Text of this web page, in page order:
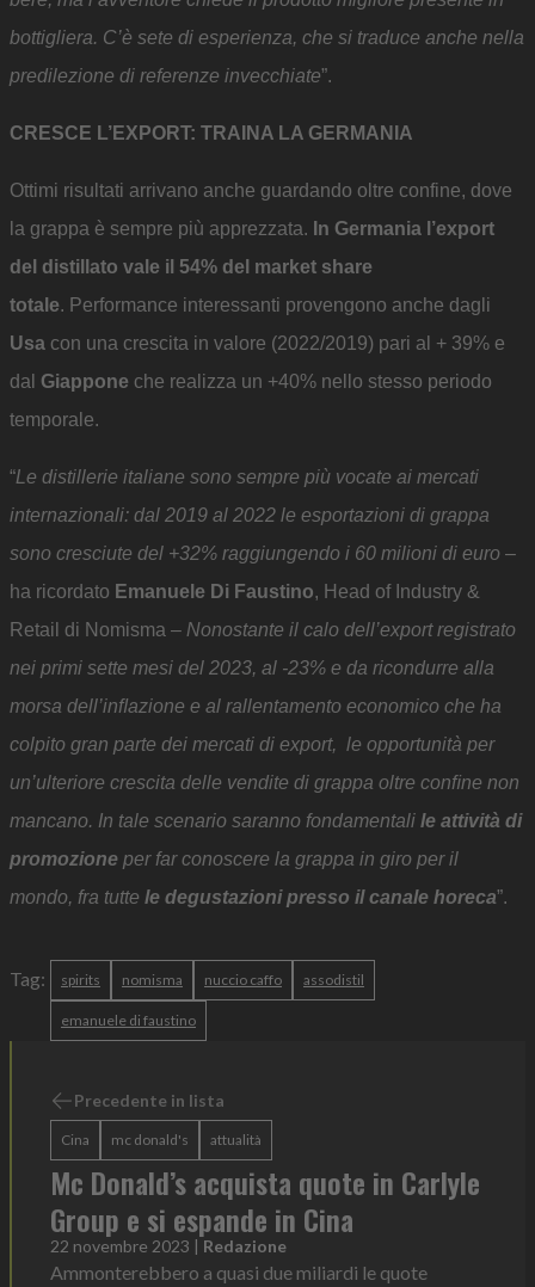
bottigliera. C’è sete di esperienza, che si traduce anche nella
predilezione di referenze invecchiate”.
CRESCE L’EXPORT: TRAINA LA GERMANIA
Ottimi risultati arrivano anche guardando oltre confine, dove
la grappa è sempre più apprezzata. In Germania l’export
del distillato vale il 54% del market share
totale. Performance interessanti provengono anche dagli
Usa con una crescita in valore (2022/2019) pari al + 39% e
dal Giappone che realizza un +40% nello stesso periodo
temporale.
“Le distillerie italiane sono sempre più vocate ai mercati
internazionali: dal 2019 al 2022 le esportazioni di grappa
sono cresciute del +32% raggiungendo i 60 milioni di euro –
ha ricordato Emanuele Di Faustino, Head of Industry &
Retail di Nomisma – Nonostante il calo dell’export registrato
nei primi sette mesi del 2023, al -23% e da ricondurre alla
morsa dell’inﬂazione e al rallentamento economico che ha
colpito gran parte dei mercati di export, le opportunità per
un’ulteriore crescita delle vendite di grappa oltre conﬁne non
mancano. In tale scenario saranno fondamentali le attività di
promozione per far conoscere la grappa in giro per il
mondo, fra tutte le degustazioni presso il canale horeca”.
Tag: spirits nomisma nuccio caffo assodistil
emanuele di faustino
Precedente in lista
Cina mc donald's attualità
Mc Donald’s acquista quote in Carlyle
Group e si espande in Cina
22 novembre 2023 | Redazione
Ammonterebbero a quasi due miliardi le quote